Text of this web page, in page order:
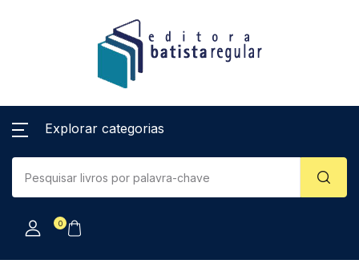
Explorar categorias
0